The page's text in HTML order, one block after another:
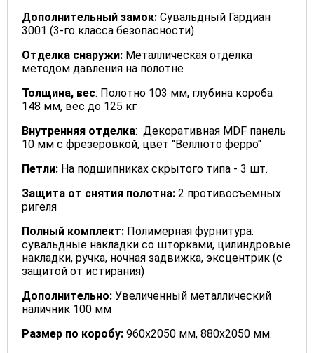
Дополнительный замок: Сувальдный Гардиан
3001 (3-го класса безопасности)
Отделка снаружи: Металлическая отделка
методом давления на полотне
Толщина, вес: Полотно 103 мм, глубина короба
148 мм, вес до 125 кг
Внутренняя отделка: Декоративная MDF панель
10 мм с фрезеровкой, цвет "Веллюто ферро"
Петли: На подшипниках скрытого типа - 3 шт.
Защита от снятия полотна: 2 противосъемных
ригеля
Полный комплект: Полимерная фурнитура:
сувальдные накладки со шторками, цилиндровые
накладки, ручка, ночная задвижка, эксцентрик (с
защитой от истирания)
Дополнительно: Увеличенный металлический
наличник 100 мм
Размер по коробу: 960х2050 мм, 880х2050 мм.